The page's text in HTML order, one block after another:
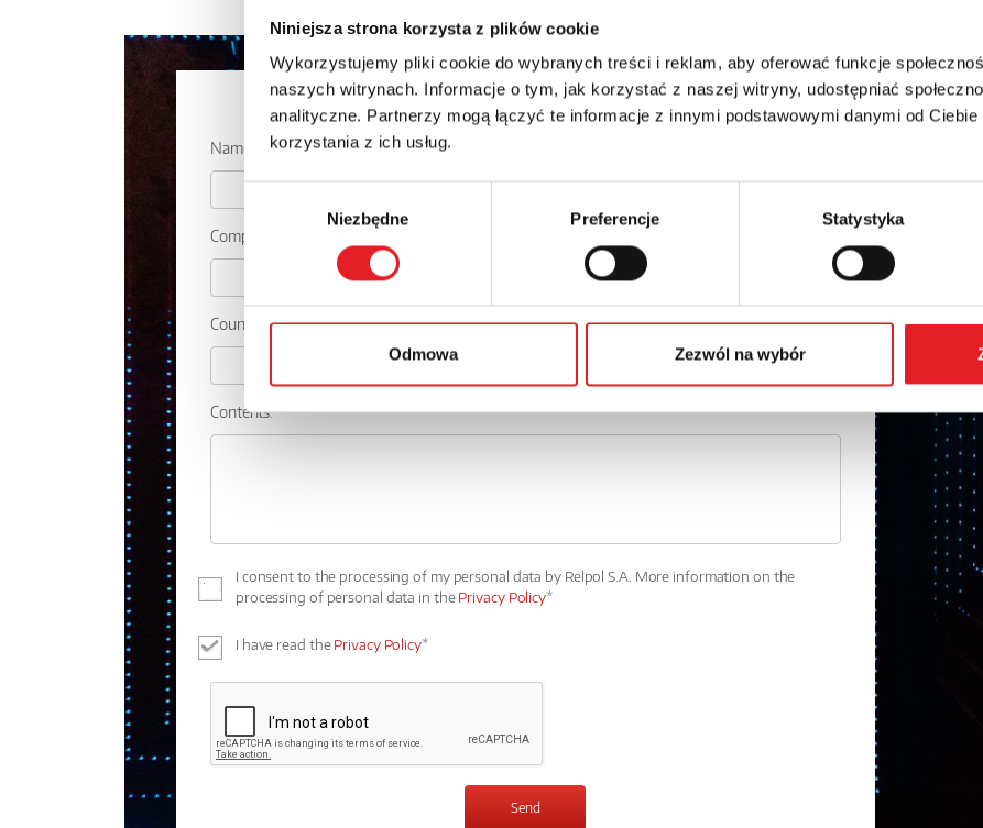
Niniejsza strona korzysta z plików cookie
Wykorzystujemy pliki cookie do wybranych treści i reklam, aby oferować funkcje
naszych witrynach. Informacje o tym, jak korzystać z naszej witryny, udostępniać
analityczne. Partnerzy mogą łączyć te informacje z innymi podstawowymi danymi od
korzystania z ich usług.
Niezbędne Preferencje Statystyka
Odmowa Zezwól na wybór
Ask for the details of the offer
Name: *
Company:
Country:
Contents: *
I consent to the processing of my personal data by Relpol S.A. More information on the
processing of personal data in thePrivacy Policy*
I have read thePrivacy Policy*